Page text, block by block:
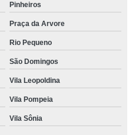
Pinheiros
Praça da Arvore
Rio Pequeno
São Domingos
Vila Leopoldina
Vila Pompeia
Vila Sônia